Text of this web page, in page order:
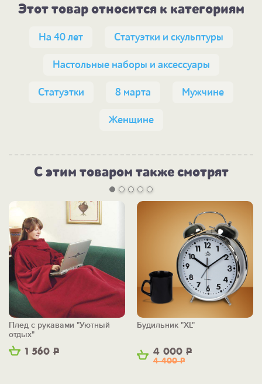
Этот товар относится к категориям
На 40 лет Статуэтки и скульптуры
Настольные наборы и аксессуары
Статуэтки 8 марта Мужчине
Женщине
С этим товаром также смотрят
1 560 Р
Плед с рукавами "Уютный
отдых"
4 000 Р
4 400Р
Будильник "XL"